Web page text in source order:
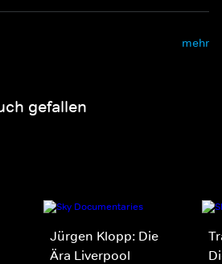
mehr
gefallen
Jürgen Klopp: Die
Ära Liverpool